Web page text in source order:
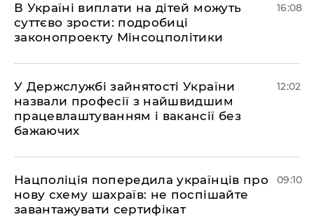
В Україні виплати на дітей можуть
суттєво зрости: подробиці
законопроекту Мінсоцполітики
16:08
У Держслужбі зайнятості України
назвали професії з найшвидшим
працевлаштуванням і вакансії без
бажаючих
12:02
Нацполіція попередила українців про
нову схему шахраїв: не поспішайте
завантажувати сертифікат
09:10